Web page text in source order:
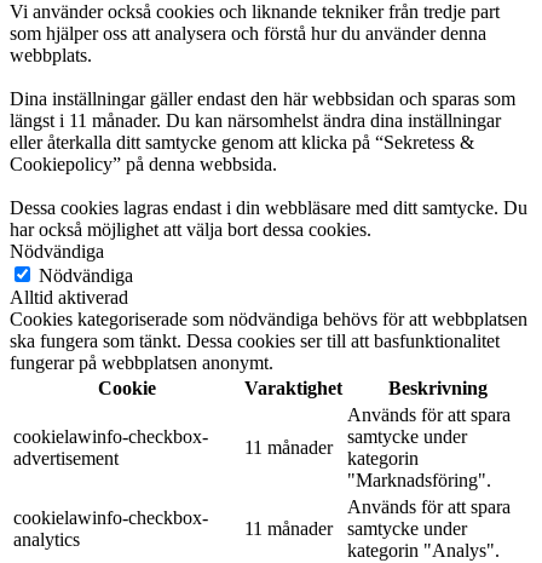
Vi använder också cookies och liknande tekniker från tredje part
som hjälper oss att analysera och förstå hur du använder denna
webbplats.
Dina inställningar gäller endast den här webbsidan och sparas som
längst i 11 månader. Du kan närsomhelst ändra dina inställningar
eller återkalla ditt samtycke genom att klicka på “Sekretess &
Cookiepolicy” på denna webbsida.
Dessa cookies lagras endast i din webbläsare med ditt samtycke. Du
har också möjlighet att välja bort dessa cookies.
Nödvändiga
Nödvändiga
Alltid aktiverad
Cookies kategoriserade som nödvändiga behövs för att webbplatsen
ska fungera som tänkt. Dessa cookies ser till att basfunktionalitet
fungerar på webbplatsen anonymt.
Cookie
Varaktighet Beskrivning
cookielawinfo-checkbox-
advertisement
11 månader
Används för att spara
samtycke under
kategorin
"Marknadsföring".
cookielawinfo-checkbox-
analytics
11 månader
Används för att spara
samtycke under
kategorin "Analys".